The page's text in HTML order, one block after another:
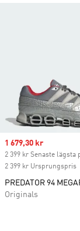
Sale price
1 679,30 kr
2 399 kr Senaste lägsta
2 399 kr Ursprungspris
PREDATOR 94
Originals